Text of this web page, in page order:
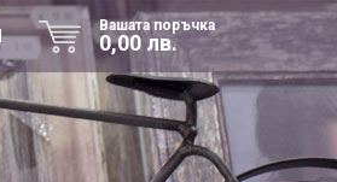
Вашата поръчка
0,00 лв.